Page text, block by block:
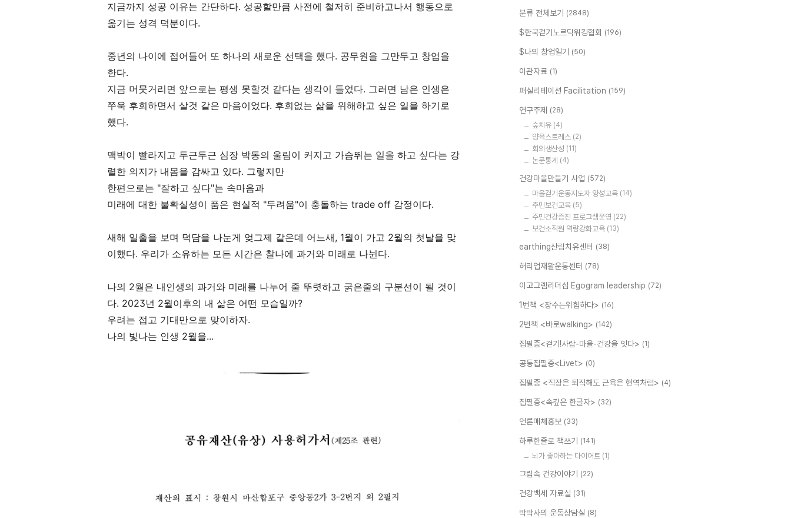
지금까지 성공 이유는 간단하다. 성공할만큼 사전에 철저히 준비하고나서 행동으로
옮기는 성격 덕분이다.
중년의 나이에 접어들어 또 하나의 새로운 선택을 했다. 공무원을 그만두고 창업을
한다.
지금 머뭇거리면 앞으로는 평생 못할것 같다는 생각이 들었다. 그러면 남은 인생은
쭈욱 후회하면서 살것 같은 마음이었다. 후회없는 삶을 위해하고 싶은 일을 하기로
했다.
맥박이 빨라지고 두근두근 심장 박동의 울림이 커지고 가슴뛰는 일을 하고 싶다는 강
렬한 의지가 내몸을 감싸고 있다. 그렇지만
한편으로는 "잘하고 싶다"는 속마음과
미래에 대한 불확실성이 품은 현실적 "두려움"이 충돌하는 trade off 감정이다.
새해 일출을 보며 덕담을 나눈게 엊그제 같은데 어느새, 1월이 가고 2월의 첫날을 맞
이했다. 우리가 소유하는 모든 시간은 찰나에 과거와 미래로 나뉜다.
나의 2월은 내인생의 과거와 미래를 나누어 줄 뚜렷하고 굵은줄의 구분선이 될 것이
다. 2023년 2월이후의 내 삶은 어떤 모습일까?
우려는 접고 기대만으로 맞이하자.
나의 빛나는 인생 2월을...
분류 전체보기 (2848)
$한국걷기노르딕워킹협회 (196)
$나의 창업일기 (50)
이관자료 (1)
퍼실리테이션 Facilitation (159)
연구주제 (28)
숲치유 (4)
양육스트레스 (2)
회의생산성 (11)
논문통계 (4)
건강마을만들기 사업 (572)
마을걷기운동지도자 양성교육 (14)
주민보건교육 (5)
주민건강증진 프로그램운영 (22)
보건소직원 역량강화교육 (13)
earthing산림치유센터 (38)
허리업재활운동센터 (78)
이고그램리더십 Egogram leadership (72)
1번책 <장수는위험하다> (16)
2번책 <바로walking> (142)
집필중<걷기!사람-마을-건강을 잇다> (1)
공동집필중<Livet> (0)
집필중 <직장은 퇴직해도 근육은 현역처럼> (4)
집필중<속깊은 한글자> (32)
언론매체홍보 (33)
하루한줄로 책쓰기 (141)
뇌가 좋아하는 다이어트 (1)
그림속 건강이야기 (22)
건강백세 자료실 (31)
박박사의 운동상담실 (8)